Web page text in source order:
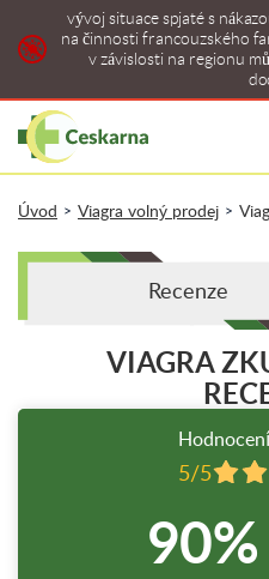
vývoj situace spjaté s
na činnosti francouzského
v závislosti na regionu
Úvod > Viagra volný prodej >
Recenze
VIAGRA
5/5
90%